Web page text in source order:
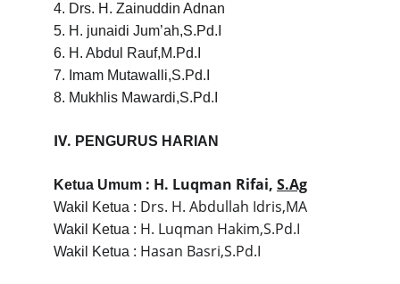
4. Drs. H. Zainuddin Adnan
5. H. junaidi Jum’ah,S.Pd.I
6. H. Abdul Rauf,M.Pd.I
7. Imam Mutawalli,S.Pd.I
8. Mukhlis Mawardi,S.Pd.I
IV. PENGURUS HARIAN
Ketua Umum : H. Luqman Rifai, S.Ag
Wakil Ketua : Drs. H. Abdullah Idris,MA
Wakil Ketua : H. Luqman Hakim,S.Pd.I
Wakil Ketua : Hasan Basri,S.Pd.I